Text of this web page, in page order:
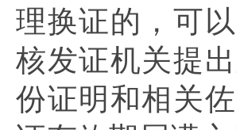
理换证的，可
核发证机关提
份证明和相关